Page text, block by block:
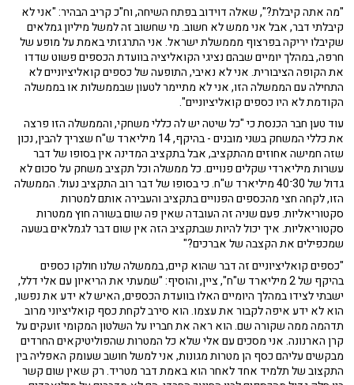
"מה אתה קיבלת?", שאלה דוידוב בפתח השיחה, וח"כ קריב הבהיר: "אני לא
קיבלתי דבר, אבל אני ממש לא חשוב. מי שחשוב זה למשל מיליון גמלאים
שקיבלו יריקה בפרצוף מממשלת ישראל. אני התרגזתי באמת על מופע של
חרפה, במהלך יומיים שבהם נציגי הקואליציה בוועדת הכספים פשוט שדדו
את הקופה הציבורית. אני לא נאיבי, התופעה של כספים קואליציוניים לא
התחילה עם הממשלה הזו, אני לא מתיימר לטעון שבממשלות או בממשלה
הקודמת לא היו כספים קואליציוניים".
עוד טען חבר הכנסת כי "כל שיטה יש לה כללי משחקי, והממשלה הזו פרצה
את כללי המשחק בשני מובנים - בהיקף, 14 מיליארד ש"ח שצריך להבין, נכון
שזה חמישה אחוזים מהתקציב, אבל בתקציב המדינה אין בסופו של דבר
עשרות מיליארדי שקלים פנויים. כל ממשלה וכל תקציב משחק על סכום לא
גדול של 30־40 מיליארד ש"ח. כי בסופו של דבר רוב התקציב נעול. הממשלה
הזו, לקחה חצי מהכספים הפנויים בתקציב והעבירה אותם למטרות
סקטוריאליות. פעם שניה זה העובדה שאין פה שום בשורה חוץ ממטרות
סקטוריאליות. איך יכול להיות שבתקציב הזה אין שום דבר לגמלאים בשעה
שמכפילים את הקצבה של אברכים?"
"כספים קואליציוניים זה דבר שהוא קיים, בממשלה שלנו חולקו כספים
בהיקף של 2 מיליארד ש"ח", ציין, והוסיף: "שמעתי את הריאיון עם אלי דלל,
ישבתי לצידו במהלך היומיים האלו בוועדת הכספים, האיש לא ידע את נפשו,
הוא לא ידע איפה לקבור את עצמו. הוא סירב לקחת כסף קואליציוני מרוב
תדהמה ממה שקורה שם. הוא ראה את חבריו על השלטון המקומי זועקים על
קרן הארנונה. אני מסכים עם אלי שלא כל המטרות שהפוליטיקאים החרדים
מבקשים עליהם כסף הן מטרות מגונות, אני למשל חושב שעומק האפליה בין
התקצוב של תלמיד אחד לאחר הוא באמת דבר מטריד. רק שאין שום קשר